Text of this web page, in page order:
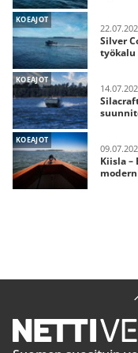
KOEAJOT
Silver
työkalu
KOEAJOT
KOEAJOT
Kiisla –